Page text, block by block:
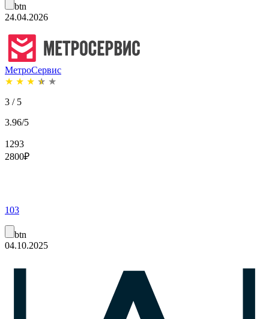
btn
24.04.2026
МетроСервис
★ ★ ★ ★ ★
3 / 5
3.96/5
1293
2800₽
103
btn
04.10.2025